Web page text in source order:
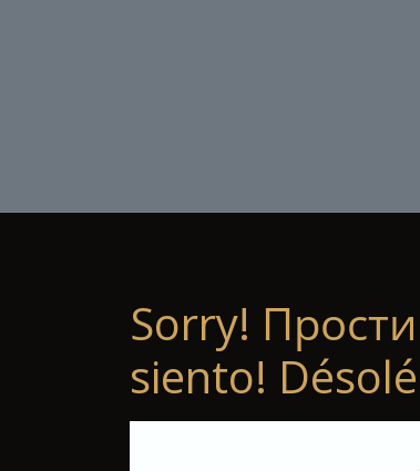
Sorry!
siento!